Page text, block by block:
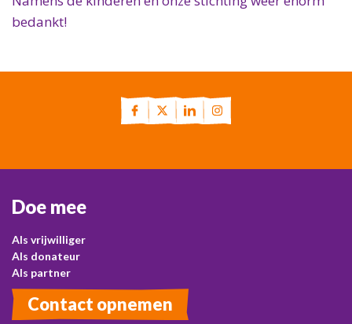
bedankt!
Doe mee
Als vrijwilliger
Als donateur
Als partner
Contact opnemen